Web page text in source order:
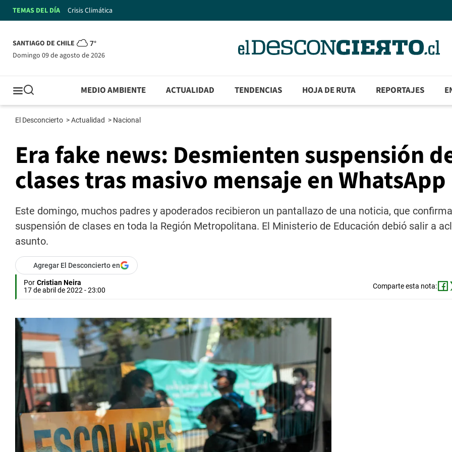
TEMAS DEL DÍA Crisis Climática
SANTIAGO DE CHILE 7°
domingo 09 de agosto de 2026
MEDIO AMBIENTE ACTUALIDAD TENDENCIAS HOJA DE RUTA REPORTAJES
El Desconcierto >Actualidad > Nacional
Era fake news: Desmienten suspensión
clases tras masivo mensaje en WhatsApp
Este domingo, muchos padres y apoderados recibieron un pantallazo de una noticia, que
suspensión de clases en toda la Región Metropolitana. El Ministerio de Educación debió salir a
asunto.
Agregar El Desconcierto en
Por Cristian Neira
17 de abril de 2022 - 23:00
Comparte esta nota: